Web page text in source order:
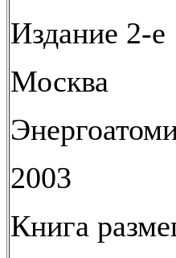
Издание 2-е
Москва
2003
Книга